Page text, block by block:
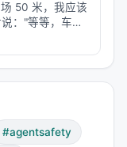
"，它反而更难
50 米，我应该
："等等，车怎
果你把这个问
R1…
#agentsafety